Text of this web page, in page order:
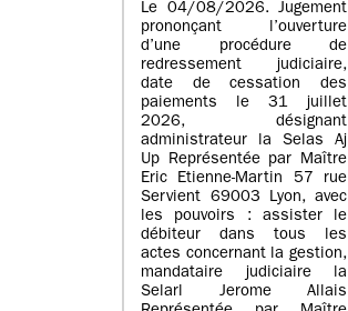
Le 04/08/2026. Jugement
prononçant l’ouverture
d’une procédure de
redressement judiciaire,
date de cessation des
paiements le 31 juillet
2026, désignant
administrateur la Selas Aj
Up Représentée par Maître
Eric Etienne-Martin 57 rue
Servient 69003 Lyon, avec
les pouvoirs : assister le
débiteur dans tous les
actes concernant la gestion,
mandataire judiciaire la
Selarl Jerome Allais